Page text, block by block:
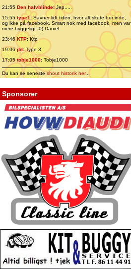
21:55 Den halvblinde:Jep.....
15:55 type1:Savner lidt tiden, hvor alt skete her inde,
og ikke på facebook. Smart nok med facebook, men var
mere hyggeligt ;0) Daniel
23:46 KTP:Ktp
19:06jbl:Type 3
17:05tobje1000: Tobje1000
Du kan se senesteshout historik her...
Sponsorer